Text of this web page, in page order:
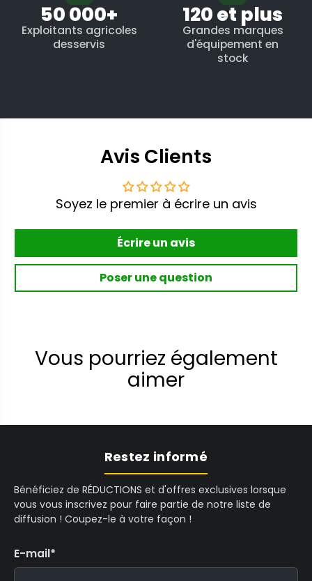
50 000+
Exploitants agricoles
desservis
120 et plus
Grandes marques
d'équipement en
stock
Avis Clients
Soyez le premier à écrire un avis
Écrire un avis
Poser une question
Vous pourriez également
aimer
Restez informé
Bénéficiez de RÉDUCTIONS et d'offres exclusives lorsque
vous vous inscrivez pour faire partie de notre liste de
diffusion ! Coupez-le à votre façon !
E-mail*